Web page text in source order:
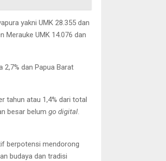
yakni UMK 28.355 dan
Merauke UMK 14.076 dan
2,7% dan Papua Barat
tahun atau 1,4% dari total
besar belum go digital.
berpotensi mendorong
budaya dan tradisi